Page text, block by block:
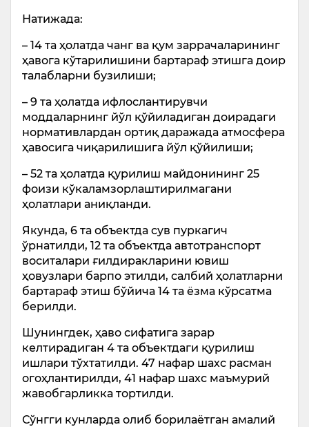
Натижада:
– 14 та ҳолатда чанг ва қум заррачаларининг
ҳавога кўтарилишини бартараф этишга доир
талабларни бузилиши;
– 9 та ҳолатда ифлослантирувчи
моддаларнинг йўл қўйиладиган доирадаги
нормативлардан ортиқ даражада атмосфера
ҳавосига чиқарилишига йўл қўйилиши;
– 52 та ҳолатда қурилиш майдонининг 25
фоизи кўкаламзорлаштирилмагани
ҳолатлари аниқланди.
Якунда, 6 та объектда сув пуркагич
ўрнатилди, 12 та объектда автотранспорт
воситалари ғилдиракларини ювиш
ҳовузлари барпо этилди, салбий ҳолатларни
бартараф этиш бўйича 14 та ёзма кўрсатма
берилди.
Шунингдек, ҳаво сифатига зарар
келтирадиган 4 та объектдаги қурилиш
ишлари тўхтатилди. 47 нафар шахс расман
огоҳлантирилди, 41 нафар шахс маъмурий
жавобгарликка тортилди.
Сўнгги кунларда олиб борилаётган амалий